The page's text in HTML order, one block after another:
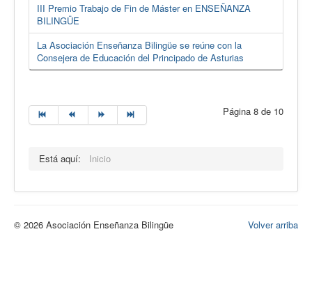
III Premio Trabajo de Fin de Máster en ENSEÑANZA
BILINGÜE
La Asociación Enseñanza Bilingüe se reúne con la
Consejera de Educación del Principado de Asturias
Página 8 de 10
Está aquí: Inicio
Volver arriba
© 2026 Asociación Enseñanza Bilingüe